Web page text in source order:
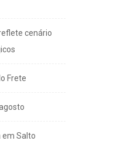
cenário
Frete
em Salto